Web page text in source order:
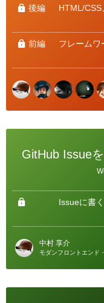
後編 HTML/CSS
前編 フレームワ
GitHub Issue
リ
ー
Issueに書
中村 享介
モダンフロントエンド